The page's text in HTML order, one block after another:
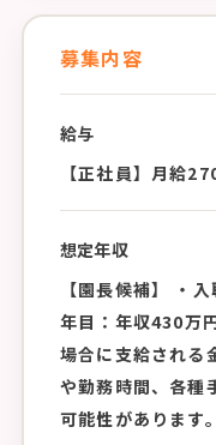
募集内容
給与
【正社員】月給
想定年収
【園長候補】 ・
年目：年収430万
場合に支給される
や勤務時間、各種
可能性があります。